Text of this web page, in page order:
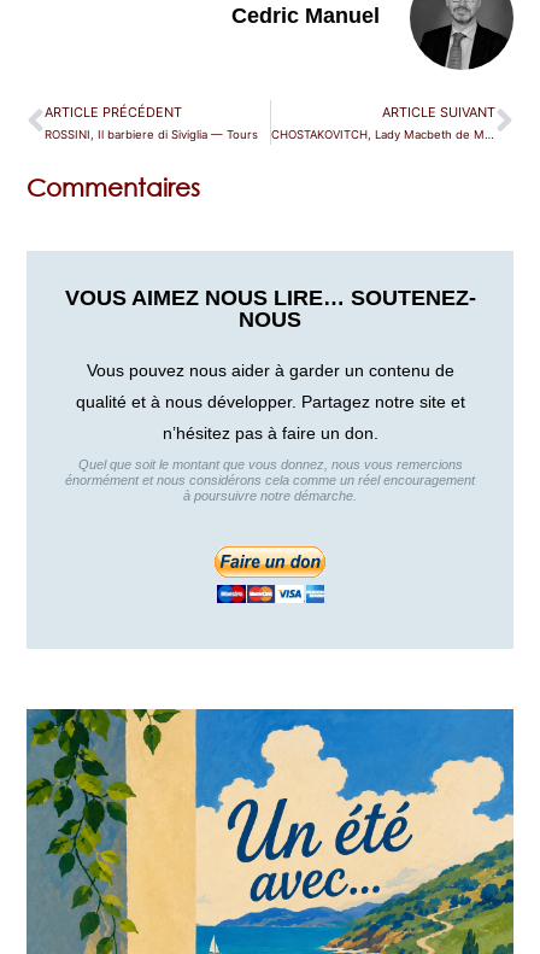
Cedric Manuel
ARTICLE PRÉCÉDENT
ROSSINI, Il barbiere di Siviglia — Tours
ARTICLE SUIVANT
Commentaires
VOUS AIMEZ NOUS LIRE… SOUTENEZ-
NOUS
Vous pouvez nous aider à garder un contenu de
qualité et à nous développer. Partagez notre site et
n’hésitez pas à faire un don.
Quel que soit le montant que vous donnez, nous vous remercions
énormément et nous considérons cela comme un réel encouragement
à poursuivre notre démarche.